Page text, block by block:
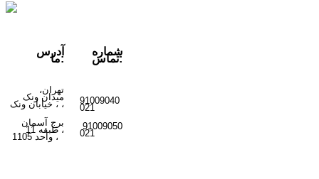
ما:
شماره
تماس:
میدان ونک
،خیابان ونک ،
برج آسمان
، طبقه 11
،
91009040
021
91009050
021